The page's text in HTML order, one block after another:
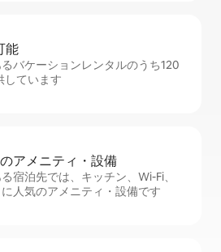
能
バケーションレンタルのうち120
しています
ア⁠メ⁠ニ⁠テ⁠ィ・設⁠備
宿泊先では、キッチン、Wi-Fi、
人気のアメニティ・設備です